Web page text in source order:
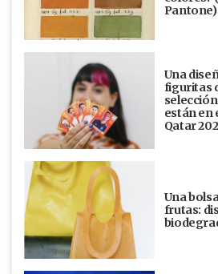
Pantone)
Una
figuritas
están en
Qatar
Una
frutas: